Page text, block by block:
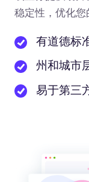
稳定性，优化您
有道德标
州和城市
易于第三